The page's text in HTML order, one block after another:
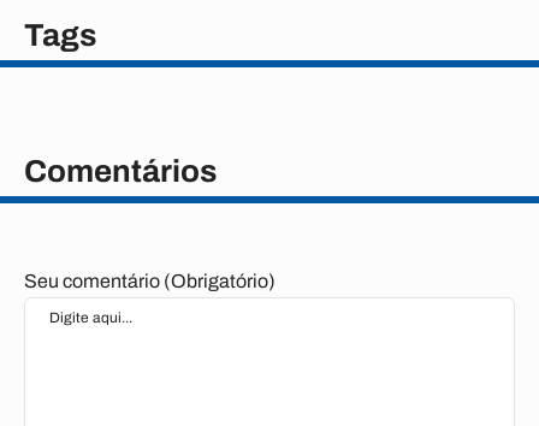
Tags
Comentários
Seu comentário (Obrigatório)